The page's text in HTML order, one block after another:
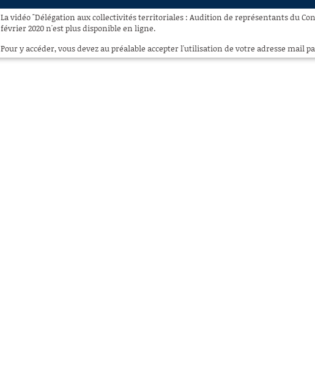
La vidéo "Délégation aux collectivités territoriales : Audition de représentants du
février 2020 n'est plus disponible en ligne.
Pour y accéder, vous devez au préalable accepter l'utilisation de votre adresse mail